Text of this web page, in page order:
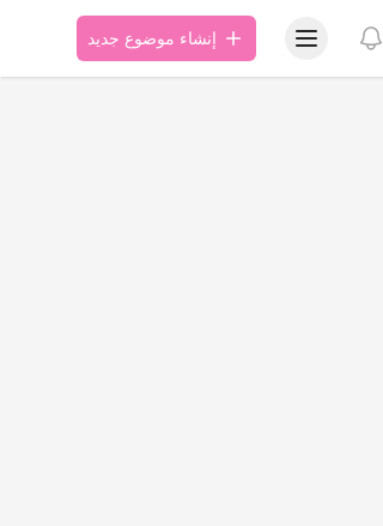
عرض الإشعاراتعرض قائمة المستخدمإنشاء موضوع جديد